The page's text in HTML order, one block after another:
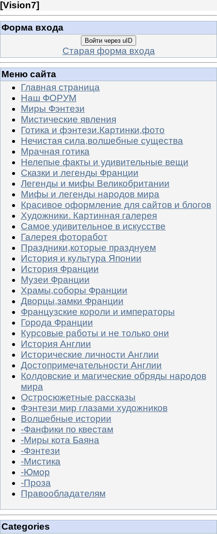
[Vision7]
Форма входа
Войти через uID
Старая форма входа
Меню сайта
Главная страница
Наш ФОРУМ
Миры Фэнтези
Мистические явления
Готика и фэнтези.Картинки,фото
Нечистая сила,волшебные существа
Мрачная готика
Нелепые факты и удивительные вещи
Сказки и легенды Франции
Легенды и мифы Великобритании
Мифы и легенды народов мира
Красивое оформление для сайтов и блогов
Художники. Картинная галерея
Самое удивительное в искусстве
Галерея фоторабот
Праздники,которые празднуем
История и культура Японии
История Франции
Музеи Франции
Храмы,соборы Франции
Дворцы,замки Франции
Французские короли и императоры
Города Франции
Курсовые работы и не только они
История Англии
Исторические личности Англии
Достопримечательности Англии
Колдовские и магические обряды народов
мира
Остросюжетные рассказы
Фэнтези мир глазами художников
Волшебные истории
-Фанфики по квестам
-Миры кота Баяна
-Фэнтези
-Мистика
-Юмор
-Проза
Правообладателям
Categories